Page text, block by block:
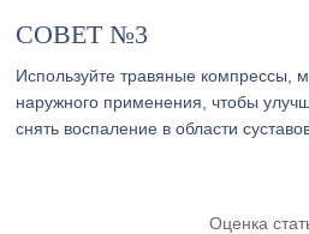
СОВЕТ №3
Используйте травяные компрессы,
наружного применения, чтобы
снять воспаление в области
Оценка